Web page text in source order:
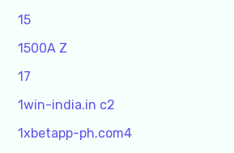
15
1500A Z
17
1win-india.in c2
1xbetapp-ph.com4